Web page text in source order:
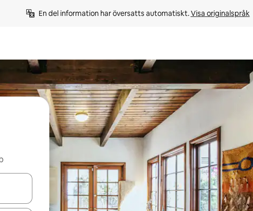
En del information har översatts automatiskt. Visa originalspråk
med upp- och nedåtpilarna eller utforska genom att trycka eller svepa.